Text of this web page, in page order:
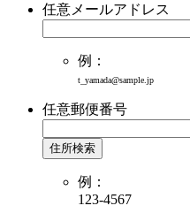
任意 メールアドレス
例：
t_yamada@sample.jp
任意郵便番号
住所検索
例：
123-4567